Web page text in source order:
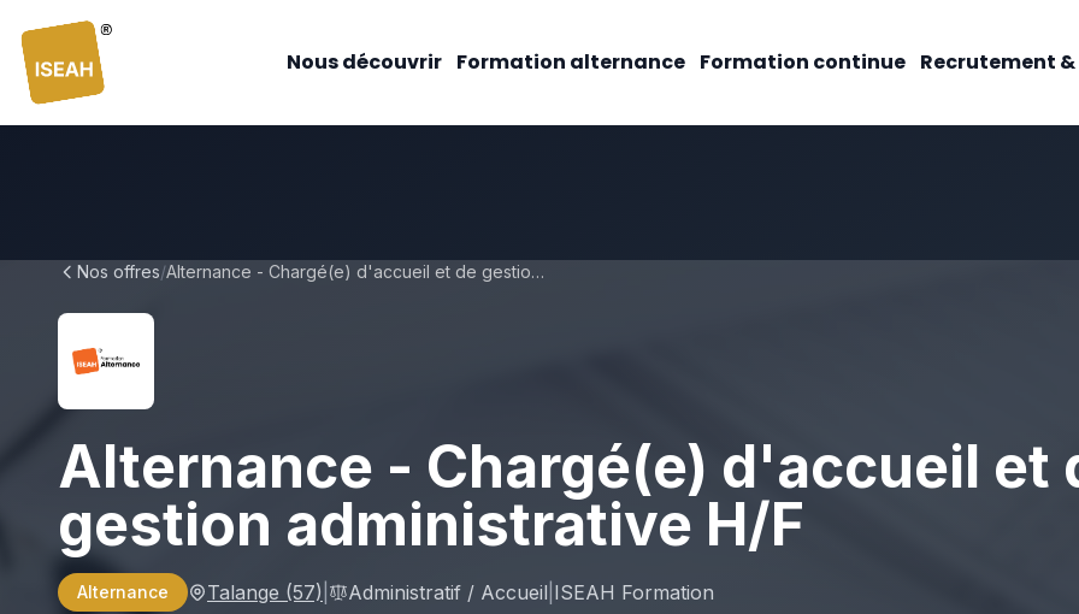
Nous découvrir Formation alternance Formation continue Recrutement &
Nos offres/ Alternance - Chargé(e) d'accueil et de gestion administrative H/F
Alternance - Chargé(e) d'accueil et
gestion administrative H/F
Alternance Talange (57) Administratif / Accueil ISEAH Formation